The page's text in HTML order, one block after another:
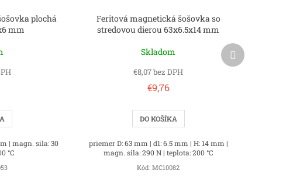
plochá
mm
| magn. sila: 30
°C
Feritová magnetická šošovka so
stredovou dierou 63x6.5x14 mm
Skladom
€8,07 bez DPH
€9,76
DO KOŠÍKA
priemer D: 63 mm | d1: 6.5 mm | H: 14 mm |
magn. sila: 290 N | teplota: 200 °C
Kód:MC10082
Ďalší
produkt